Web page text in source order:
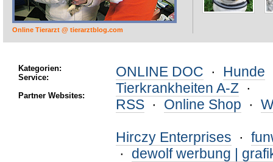
Online Tierarzt @ tierarztblog.com
Kategorien:
Service:
Partner Websites:
ONLINE DOC · Hunde
Tierkrankheiten A-Z ·
RSS · Online Shop ·
Hirczy Enterprises ·
· dewolf werbung |